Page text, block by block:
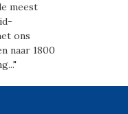
meest
ons
naar 1800